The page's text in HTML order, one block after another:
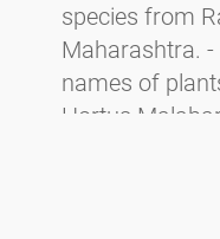
species from
Maharashtra. -
names of
Hortus